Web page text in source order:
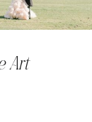
Art